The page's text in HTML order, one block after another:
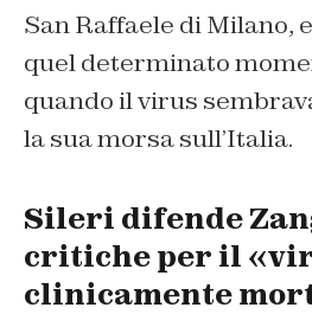
San Raffaele di Milano,
quel determinato
quando il virus
la sua morsa sull’Italia.
Sileri difende
critiche per il
clinicamente